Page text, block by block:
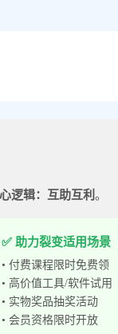
逻辑：互助互利 。
✅ 助力裂变适用场景
• 付费课程限时免费领
• 高价值工具/软件试用
• 实物奖品抽奖活动
• 会员资格限时开放